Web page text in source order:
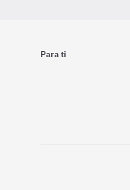
Para ti